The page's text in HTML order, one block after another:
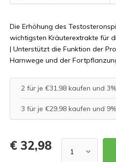
Die Erhöhung des
wichtigsten Kräuterextrakte für
| Unterstützt die Funktion der
Harnwege und der
2 für je €31,98 kaufen und
3 für je €29,98 kaufen und
€ 32,98